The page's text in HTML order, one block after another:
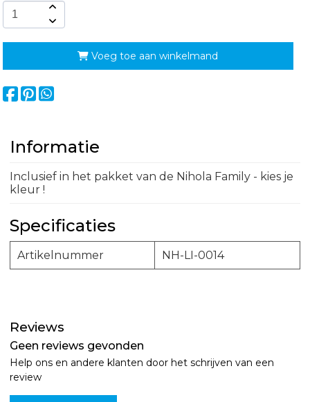
Voeg toe aan winkelmand
Informatie
Inclusief in het pakket van de Nihola Family - kies je
kleur !
Specificaties
Artikelnummer NH-LI-0014
Reviews
Geen reviews gevonden
Help ons en andere klanten door het schrijven van een
review